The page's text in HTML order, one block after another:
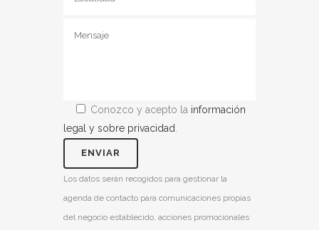
Conozco y acepto la información
legal y sobre privacidad
Los datos serán recogidos para gestionar la
agenda de contacto para comunicaciones propias
del negocio establecido, acciones promocionales